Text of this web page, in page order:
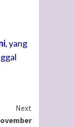
, yang
Next